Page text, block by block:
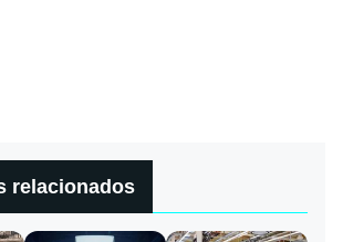
relacionados